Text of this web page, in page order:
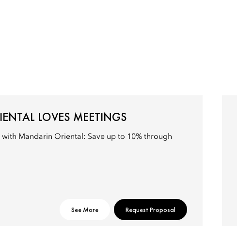
LOVES MEETINGS
with Mandarin Oriental: Save up to 10% through
See More Request Proposal